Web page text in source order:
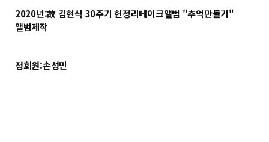
2020년:故 김현식 30주기 헌정리메이크앨범 "추억만들기"
앨범제작
정회원:손성민